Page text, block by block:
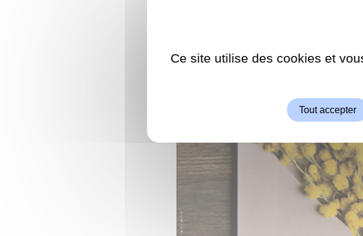
Ce site utilise des cookies et
Tout accepter